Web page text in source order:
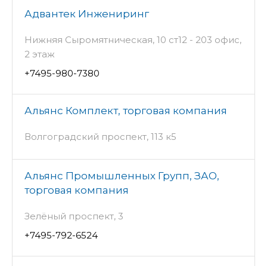
Адвантек Инжениринг
Нижняя Сыромятническая, 10 ст12 - 203 офис,
2 этаж
+7495-980-7380
Альянс Комплект, торговая компания
Волгоградский проспект, 113 к5
Альянс Промышленных Групп, ЗАО,
торговая компания
Зелёный проспект, 3
+7495-792-6524